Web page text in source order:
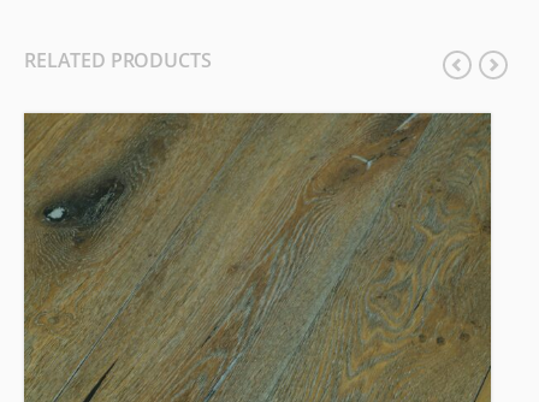
RELATED PRODUCTS